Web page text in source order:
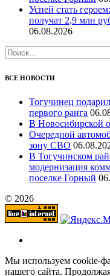
Успей стать
получат 2,9 млн
06.08.2026
Найти:
ВСЕ НОВОСТИ
Тогучинец
первого ранга
В Новосибирской
Очередной
зону СВО
В Тогучинском
модернизация
поселке Горный
© 2026
Мы используем cookie-
нашего сайта.